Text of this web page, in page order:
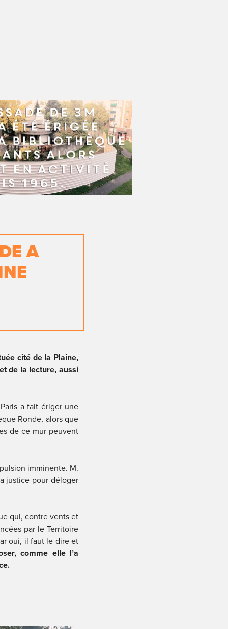
A
cité de la Plaine,
de la lecture, aussi
a fait ériger une
Ronde, alors que
de ce mur peuvent
imminente. M.
justice pour déloger
qui, contre vents et
par le Territoire
oui, il faut le dire et
comme elle l’a